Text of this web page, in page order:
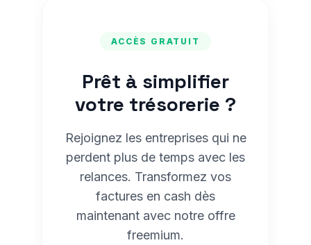
ACCÈS GRATUIT
Prêt à simplifier
votre trésorerie ?
Rejoignez les entreprises qui ne
perdent plus de temps avec les
relances. Transformez vos
factures en cash dès
maintenant avec notre offre
freemium.